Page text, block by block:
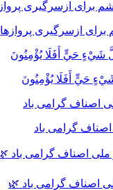
برای ازسرگیری پروازها
حَيٍّ أَفَلَا يُؤْمِنُونَ
اصناف گرامی باد
اصناف گرامی باد 🌿